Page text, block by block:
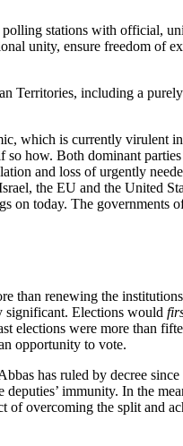
stations with official,
unity, ensure freedom of
Terri­tories, including a
which is currently virulent
how. Both dominant
and loss of urgently
the EU and the United
today. The governments
than renewing the
significant. Elec­tions would
elections were more than
opportunity to vote.
has ruled by decree
immunity. In the
over­coming the split and